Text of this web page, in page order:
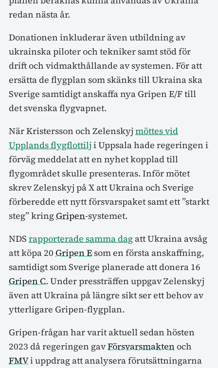
redan nästa år.
Donationen inkluderar även utbildning av
ukrainska piloter och tekniker samt stöd för
drift och vidmakthållande av systemen. För att
ersätta de flygplan som skänks till Ukraina ska
Sverige samtidigt anskaffa nya Gripen E/F till
det svenska flygvapnet.
När Kristersson och Zelenskyj möttes vid
Upplands flygflottilj i Uppsala hade regeringen i
förväg meddelat att en nyhet kopplad till
flygområdet skulle presenteras. Inför mötet
skrev Zelenskyj på X att Ukraina och Sverige
förberedde ett nytt försvarspaket samt ett ”starkt
steg” kringGripen-systemet.
NDS rapporterade samma dag att Ukraina avsåg
att köpa 20 Gripen E som en första anskaffning,
samtidigt som Sverige planerade att donera 16
Gripen C. Under pressträffen uppgav Zelenskyj
även att Ukraina på längre sikt ser ett behov av
ytterligare Gripen-flygplan.
Gripen-frågan har varit aktuell sedan hösten
2023 då regeringen gavFörsvarsmakten och
FMVi uppdrag att analysera förutsättningarna